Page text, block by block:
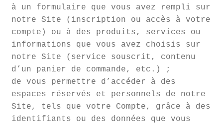
à un formulaire que vous avez rempli sur
notre Site (inscription ou accès à votre
compte) ou à des produits, services ou
informations que vous avez choisis sur
notre Site (service souscrit, contenu
d’un panier de commande, etc.) ;
de vous permettre d’accéder à des
espaces réservés et personnels de notre
Site, tels que votre Compte, grâce à des
identifiants ou des données que vous